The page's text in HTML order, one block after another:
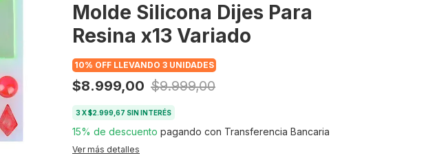
Molde Silicona Dijes Para
Resina x13 Variado
10% OFF LLEVANDO 3 UNIDADES
$8.999,00 $9.999,00
3X$2.999,67 SIN INTERÉS
15% de descuento pagando con Transferencia Bancaria
Ver más detalles